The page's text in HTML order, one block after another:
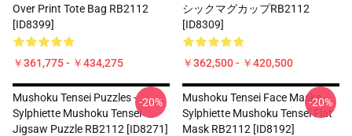
Over Print Tote Bag RB2112
[ID8399]
￥361,775 - ￥434,275
シックマグカップRB2112
[ID8309]
￥362,500 - ￥420,500
Mushoku Tensei Puzzles -
Sylphiette Mushoku Tensei
Jigsaw Puzzle RB2112 [ID8271]
-20%
Mushoku Tensei Face Masks -
Sylphiette Mushoku Tensei Flat
Mask RB2112 [ID8192]
-20%